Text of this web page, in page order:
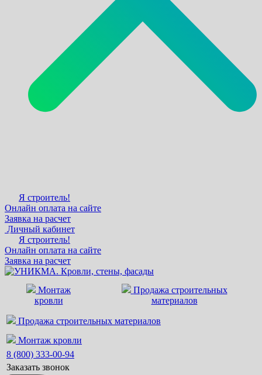
Я строитель!
Онлайн оплата на сайте
Заявка на расчет
Личный кабинет
Я строитель!
Онлайн оплата на сайте
Заявка на расчет
Монтаж
кровли
Продажа строительных
материалов
Продажа строительных материалов
Монтаж кровли
8 (800) 333-00-94
Заказать звонок